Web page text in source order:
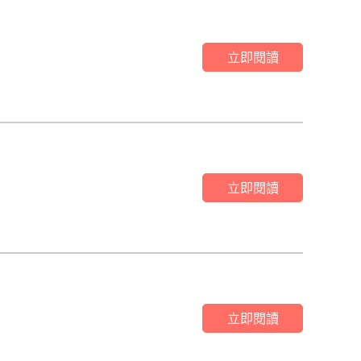
立即閱讀
立即閱讀
立即閱讀